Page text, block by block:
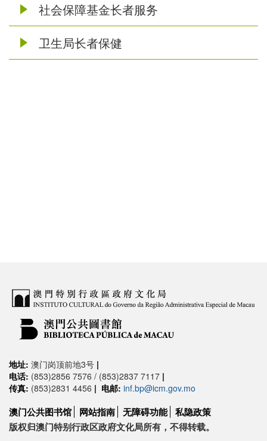
社会保障基金长者服务
卫生局长者保健
地址: 澳门岗顶前地3号 |
电话: (853)2856 7576 / (853)2837 7117 |
传真: (853)2831 4456 | 电邮: inf.bp@icm.gov.mo
澳门公共图书馆 网站指南 无障碍功能 私隐政策
版权归澳门特别行政区政府文化局所有，不得转载。